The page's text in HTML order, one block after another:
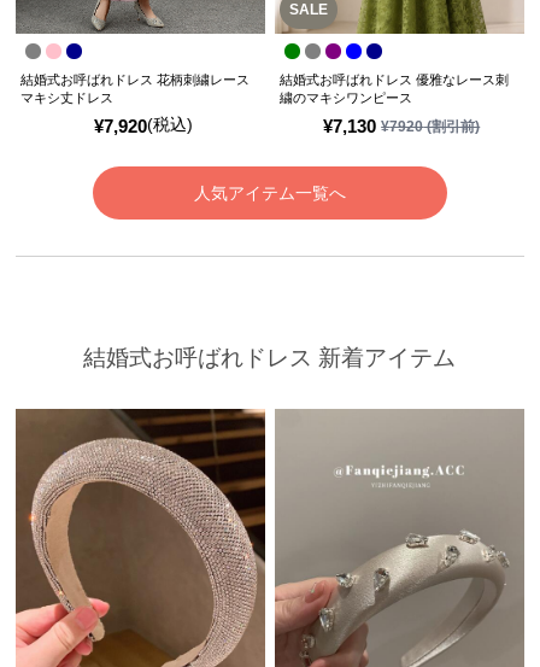
¥7,920(税込)
結婚式お呼ばれドレス 花柄刺繍レース
マキシ丈ドレス
SALE
¥7,130 ¥7920(割引前)
結婚式お呼ばれドレス 優雅なレース刺
繍のマキシワンピース
人気アイテム一覧へ
結婚式お呼ばれドレス 新着アイテム